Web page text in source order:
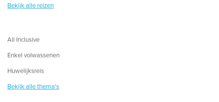
Bekijk alle reizen
All Inclusive
Enkel volwassenen
Huwelijksreis
Bekijk alle thema's